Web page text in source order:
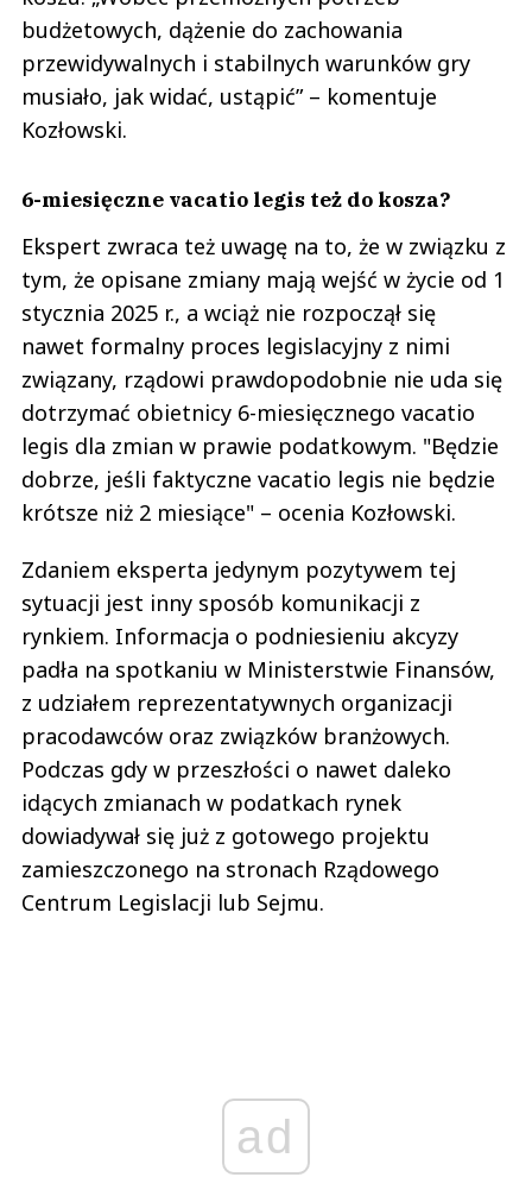
budżetowych, dążenie do zachowania
przewidywalnych i stabilnych warunków gry
musiało, jak widać, ustąpić” – komentuje
Kozłowski.
6-miesięczne vacatio legis też do kosza?
Ekspert zwraca też uwagę na to, że w związku z
tym, że opisane zmiany mają wejść w życie od 1
stycznia 2025 r., a wciąż nie rozpoczął się
nawet formalny proces legislacyjny z nimi
związany, rządowi prawdopodobnie nie uda się
dotrzymać obietnicy 6-miesięcznego vacatio
legis dla zmian w prawie podatkowym. "Będzie
dobrze, jeśli faktyczne vacatio legis nie będzie
krótsze niż 2 miesiące" – ocenia Kozłowski.
Zdaniem eksperta jedynym pozytywem tej
sytuacji jest inny sposób komunikacji z
rynkiem. Informacja o podniesieniu akcyzy
padła na spotkaniu w Ministerstwie Finansów,
z udziałem reprezentatywnych organizacji
pracodawców oraz związków branżowych.
Podczas gdy w przeszłości o nawet daleko
idących zmianach w podatkach rynek
dowiadywał się już z gotowego projektu
zamieszczonego na stronach Rządowego
Centrum Legislacji lub Sejmu.
ad